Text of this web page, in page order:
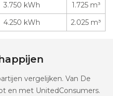
3.750 kWh
1.725 m³
4.250 kWh 2.025 m³
vergelijken. Van De
en met UnitedConsumers.